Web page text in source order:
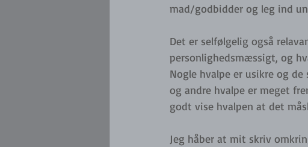
mad/godbidder og leg ind
Det er selfølgelig også
personlighedsmæssigt, og
Nogle hvalpe er usikre og
og andre hvalpe er meget
godt vise hvalpen at det
Jeg håber at mit skriv